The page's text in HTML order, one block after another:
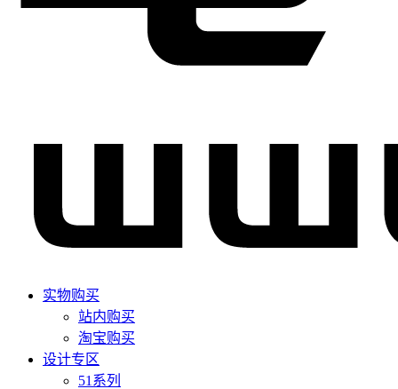
实物购买
站内购买
淘宝购买
设计专区
51系列